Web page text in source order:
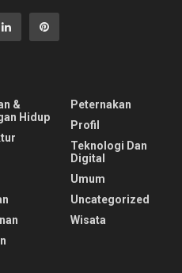
&
Hidup
Peternakan
Profil
Teknologi Dan
Digital
Umum
Uncategorized
Wisata